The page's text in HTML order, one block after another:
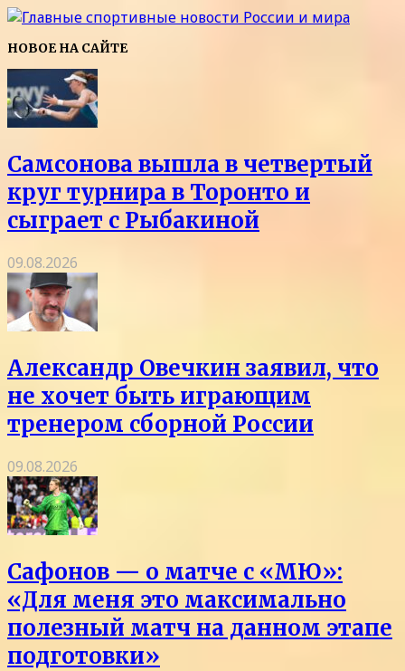
НОВОЕ НА САЙТЕ
Самсонова вышла в четвертый
круг турнира в Торонто и
сыграет с Рыбакиной
09.08.2026
Александр Овечкин заявил, что
не хочет быть играющим
тренером сборной России
09.08.2026
Сафонов — о матче с «МЮ»:
«Для меня это максимально
полезный матч на данном этапе
подготовки»